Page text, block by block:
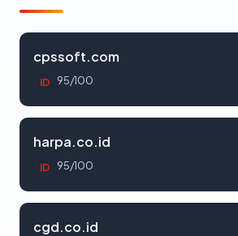
cpssoft.com
ID 95/100
harpa.co.id
ID 95/100
cgd.co.id